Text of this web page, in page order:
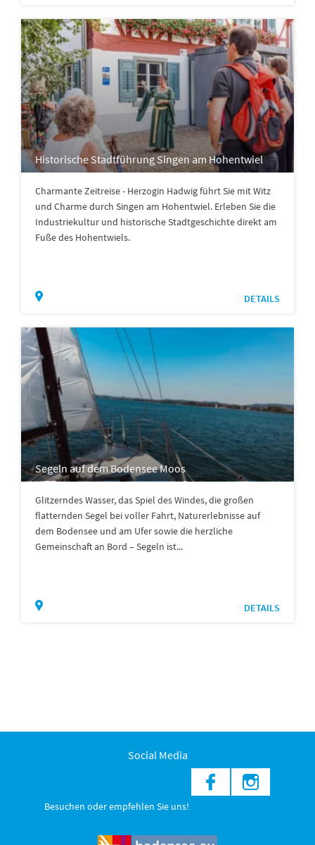
Historische Stadtführung Singen am Hohentwiel
Charmante Zeitreise - Herzogin Hadwig führt Sie mit Witz
und Charme durch Singen am Hohentwiel. Erleben Sie die
Industriekultur und historische Stadtgeschichte direkt am
Fuße des Hohentwiels.
DETAILS
Segeln auf dem Bodensee Moos
Glitzerndes Wasser, das Spiel des Windes, die großen
flatternden Segel bei voller Fahrt, Naturerlebnisse auf
dem Bodensee und am Ufer sowie die herzliche
Gemeinschaft an Bord – Segeln ist...
DETAILS
Social Media
Besuchen oder empfehlen Sie uns!